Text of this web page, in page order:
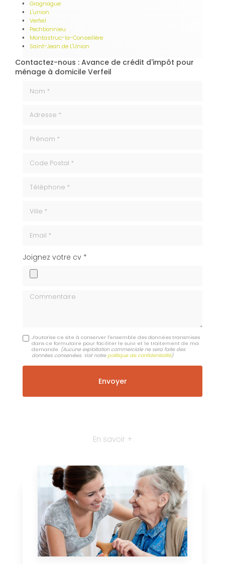
Gragnague
L'union
Verfeil
Pechbonnieu
Montastruc-la-Conseillère
Saint-Jean de L'Union
Contactez-nous : Avance de crédit d'impôt pour
ménage à domicile Verfeil
cv
Joignez votre cv *
Commentaire
J'autorise ce site à conserver l'ensemble des données transmises
dans ce formulaire pour faciliter le suivi et le traitement de ma
demande. (Aucune exploitation commerciale ne sera faite des
données conservées. Voir notrepolitique de confidentialité)
En savoir +